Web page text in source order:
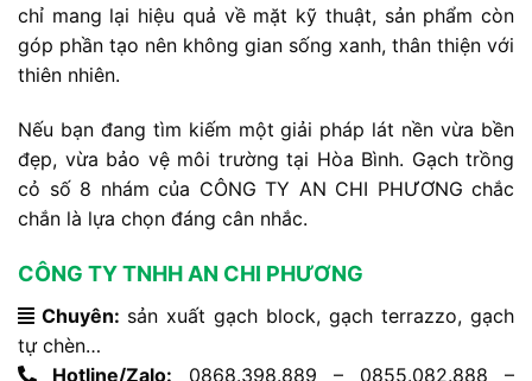
chỉ mang lại hiệu quả về mặt kỹ thuật, sản phẩm còn
góp phần tạo nên không gian sống xanh, thân thiện với
thiên nhiên.
Nếu bạn đang tìm kiếm một giải pháp lát nền vừa bền
đẹp, vừa bảo vệ môi trường tại Hòa Bình. Gạch trồng
cỏ số 8 nhám của CÔNG TY AN CHI PHƯƠNG chắc
chắn là lựa chọn đáng cân nhắc.
CÔNG TY TNHH AN CHI PHƯƠNG
Chuyên: sản xuất gạch block, gạch terrazzo, gạch
tự chèn…
Hotline/Zalo: 0868.398.889 – 0855.082.888 –